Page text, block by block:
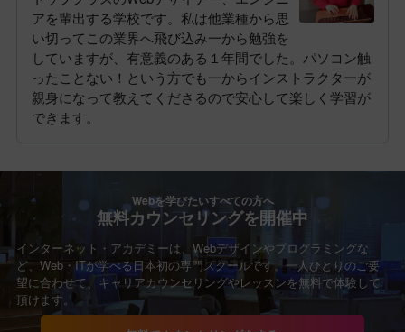
アを輩出する学校です。私は他業種から思
い切ってこの業界へ飛び込み一から勉強を
していますが、有意義のある１年間でした。パソコン触
ったことない！という方でも一からインストラクターが
親身になって教えてくださるので安心して楽しく学習が
できます。
Webを学びたいすべての方へ
無料カウンセリングを開催中
インターネット・アカデミーは、Webデザインやプログラミングな
ど、Web・ITが学べる日本初の専門スクールです。一人ひとりのご要
望に合わせて、キャリアカウンセリングやレッスンを無料で体験して
頂けます。